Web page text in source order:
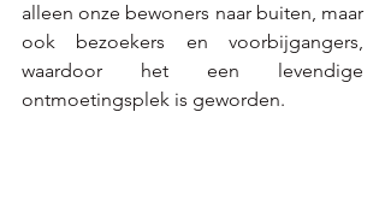
alleen onze bewoners naar buiten, maar
ook bezoekers en voorbijgangers,
waardoor het een levendige
ontmoetingsplek is geworden.